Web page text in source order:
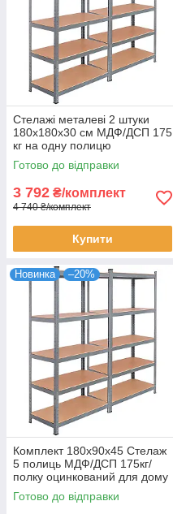
Стелажі металеві 2 штуки
180х180х30 см МДФ/ДСП 175
кг на одну полицю
оцинковані 10 полиць
комплект
Готово до відправки
3 792 ₴/комплект
4 740 ₴/комплект
Купити
Новинка –20%
Комплект 180х90х45 Стелаж
5 полиць МДФ/ДСП 175кг/
полку оцинкований для дому
офісу склад 2 штуки
Готово до відправки